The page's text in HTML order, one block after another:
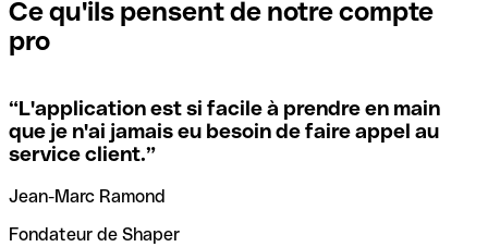
signifie que vous avez le code de l'une des succursales
locales.
Si vous n'êtes pas sûr du code SWIFT que vous devriez
utiliser, nous avons développé un outil de recherche de
codes SWIFT par nom de banque.
vérification/recherche de codes SWIFT. Ainsi, vous pouvez
trouver et vérifier vos codes SWIFT avant de réaliser vos
transferts d’argent.
Ce qu'ils pensent de notre compte
pro
“L'application est si facile à prendre en main
que je n'ai jamais eu besoin de faire appel au
service client.”
Jean-Marc Ramond
Fondateur de Shaper